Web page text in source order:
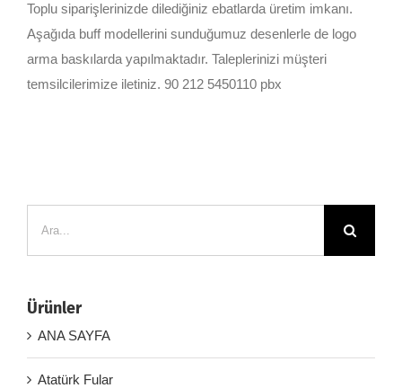
Toplu siparişlerinizde dilediğiniz ebatlarda üretim imkanı.
Aşağıda buff modellerini sunduğumuz desenlerle de logo
arma baskılarda yapılmaktadır. Taleplerinizi müşteri
temsilcilerimize iletiniz. 90 212 5450110 pbx
Ürünler
ANA SAYFA
Atatürk Fular